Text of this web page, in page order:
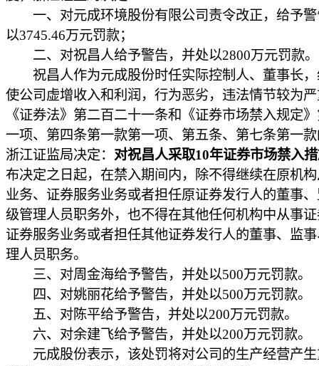
一、对元成环境股份有限公司责令改正，给予警
以3745.46万元罚款；
二、对祝昌人给予警告，并处以2800万元罚款。
祝昌人作为元成股份时任实际控制人、董事长，
使公司虚增收入和利润，行为恶劣，违法情节较为
《证券法》第二百二十一条和《证券市场禁入规定
一项、第四条第一款第一项、第五条、第七条第一
浙江证监局决定： 对祝昌人采取10年证券市场禁入
布决定之日起，在禁入期间内，除不得继续在原机
业务、证券服务业务或者担任原证券发行人的董事
级管理人员职务外，也不得在其他任何机构中从事
证券服务业务或者担任其他证券发行人的董事、监
理人员职务。
三、对周金海给予警告，并处以500万元罚款。
四、对姚丽花给予警告，并处以500万元罚款。
五、对陈平给予警告，并处以200万元罚款。
六、对余建飞给予警告，并处以200万元罚款。
元成股份表示，该处罚将对公司的生产经营产生